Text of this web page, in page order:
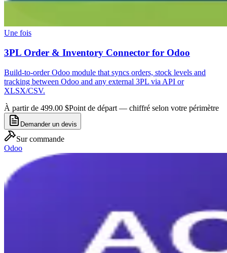
Une fois
3PL Order & Inventory Connector for Odoo
Build-to-order Odoo module that syncs orders, stock levels and
tracking between Odoo and any external 3PL via API or
XLSX/CSV.
À partir de 499.00 $Point de départ — chiffré selon votre périmètre
Demander un devis
Sur commande
Odoo